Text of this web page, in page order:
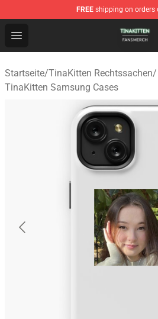
FREE shipping on orders
Open menu
TinaKitten Shop - Official
Startseite/TinaKitten Rechtssachen/
TinaKitten Samsung Cases